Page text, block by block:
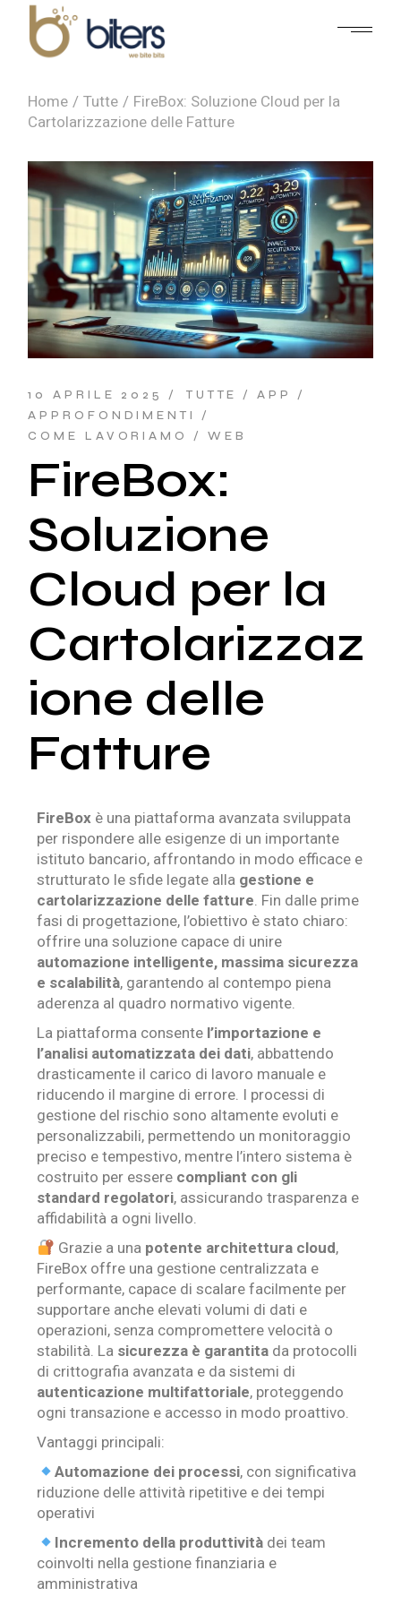
Home Tutte
FireBox: Soluzione Cloud per la
Cartolarizzazione delle Fatture
10 APRILE 2025 TUTTE
APP
APPROFONDIMENTI
COME LAVORIAMO
WEB
FireBox:
Soluzione
Cloud per la
Cartolarizzaz
ione delle
Fatture
FireBox è una piattaforma avanzata sviluppata
per rispondere alle esigenze di un importante
istituto bancario, affrontando in modo efficace e
strutturato le sfide legate alla gestione e
cartolarizzazione delle fatture. Fin dalle prime
fasi di progettazione, l’obiettivo è stato chiaro:
offrire una soluzione capace di unire
automazione intelligente, massima sicurezza
e scalabilità, garantendo al contempo piena
aderenza al quadro normativo vigente.
La piattaforma consente l’importazione e
l’analisi automatizzata dei dati, abbattendo
drasticamente il carico di lavoro manuale e
riducendo il margine di errore. I processi di
gestione del rischio sono altamente evoluti e
personalizzabili, permettendo un monitoraggio
preciso e tempestivo, mentre l’intero sistema è
costruito per essere compliant con gli
standard regolatori, assicurando trasparenza e
affidabilità a ogni livello.
Grazie a una potente architettura cloud,
FireBox offre una gestione centralizzata e
performante, capace di scalare facilmente per
supportare anche elevati volumi di dati e
operazioni, senza compromettere velocità o
stabilità. La sicurezza è garantita da protocolli
di crittografia avanzata e da sistemi di
autenticazione multifattoriale, proteggendo
ogni transazione e accesso in modo proattivo.
Vantaggi principali:
Automazione dei processi, con significativa
riduzione delle attività ripetitive e dei tempi
operativi
Incremento della produttivitàdei team
coinvolti nella gestione finanziaria e
amministrativa